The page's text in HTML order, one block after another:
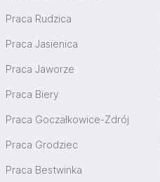
Praca Rudzica
Praca Jasienica
Praca Jaworze
Praca Biery
Praca Goczałkowice-Zdrój
Praca Grodziec
Praca Bestwinka